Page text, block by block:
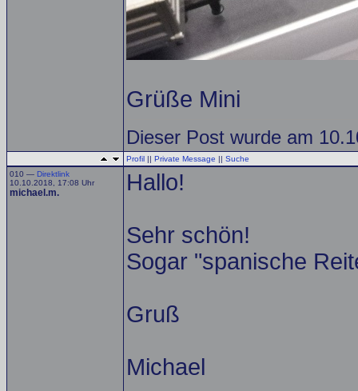
Grüße Mini
Dieser Post wurde am
Profil || Private Message || Suche
010 — Direktlink
10.10.2018, 17:08 Uhr
michael.m. Hallo!
Sehr schön!
Sogar "spanische
Gruß
Michael